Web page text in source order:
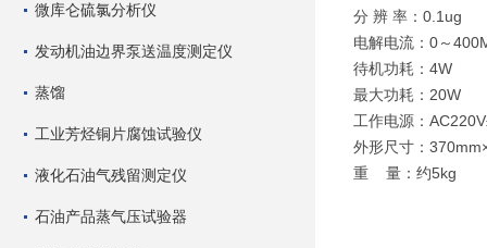
微库仑硫氯分析仪
发动机油边界泵送温度测定仪
蒸馏
工业芳烃铜片腐蚀试验仪
液化石油气残留测定仪
石油产品蒸气压试验器
分 辨 率：0.1ug
电解电流：0～
待机功耗：4W
最大功耗：20W
工作电源：
外形尺寸：
重 量：约5kg